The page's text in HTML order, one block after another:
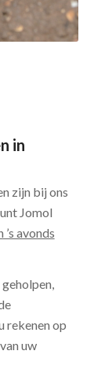
in
zijn bij ons
Jomol
avonds
rekenen op
uw